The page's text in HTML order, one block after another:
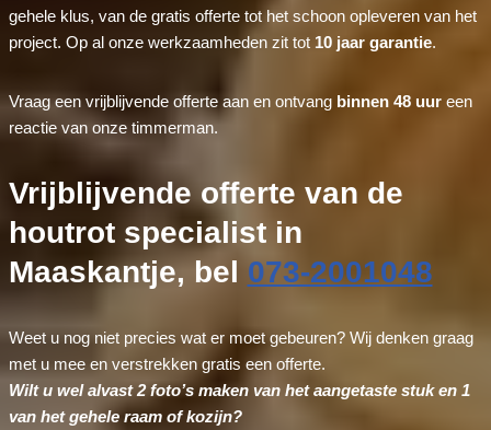
gehele klus, van de gratis offerte tot het schoon opleveren van het
project. Op al onze werkzaamheden zit tot 10 jaar garantie.
Vraag een vrijblijvende offerte aan en ontvang binnen 48 uureen
reactie van onze timmerman.
Vrijblijvende offerte van de
houtrot specialist in
Maaskantje, bel 073-2001048
Weet u nog niet precies wat er moet gebeuren? Wij denken graag
met u mee en verstrekken gratis een offerte.
Wilt u wel alvast 2 foto’s maken van het aangetaste stuk en 1
van het gehele raam of kozijn?